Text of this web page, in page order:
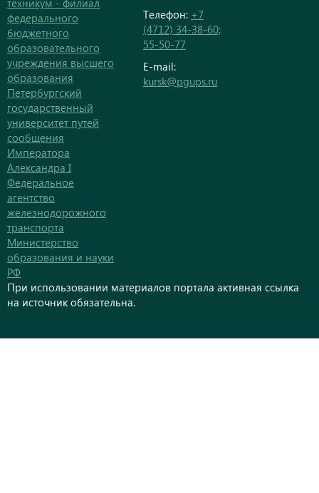
техникум - филиал
федерального
бюджетного
образовательного
учреждения высшего
образования
Петербургский
государственный
университет путей
сообщения
Императора
Александра I
Федеральное
агентство
железнодорожного
транспорта
Министерство
образования и науки
РФ
Телефон: +7
(4712) 34-38-60;
55-50-77
E-mail:
kursk@pgups.ru
При использовании материалов портала активная ссылка
на источник обязательна.